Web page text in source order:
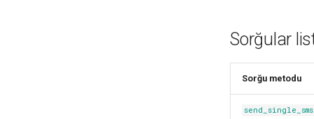
Sorğular
Sorğu metodu
send_single_sms